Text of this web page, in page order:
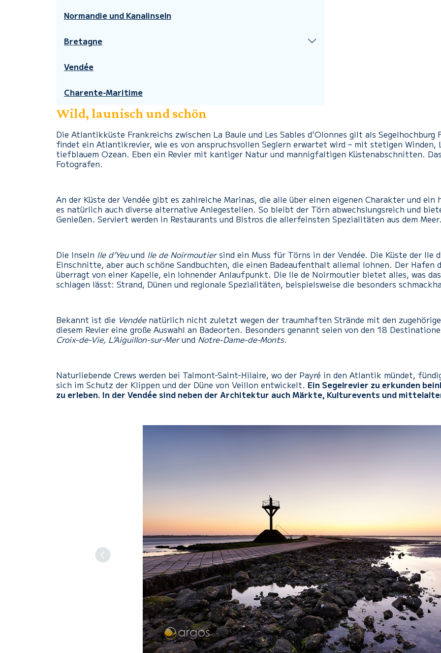
Normandie und Kanalinseln
Bretagne
Vendée
Charente-Maritime
Wild, launisch und schön
Die Atlantikküste Frankreichs zwischen La Baule und Les Sables d'Olonnes gilt als
findet ein Atlantikrevier, wie es von anspruchsvollen Seglern erwartet wird – mit stetigen
tiefblauem Ozean. Eben ein Revier mit kantiger Natur und mannigfaltigen Küstenabschnitten.
Fotografen.
An der Küste der Vendée gibt es zahlreiche Marinas, die alle über einen eigenen Charakter und
es natürlich auch diverse alternative Anlegestellen. So bleibt der Törn abwechslungsreich und
Genießen. Serviert werden in Restaurants und Bistros die allerfeinsten Spezialitäten aus dem
Die Inseln Ile d’Yeuund Ile de Noirmoutiersind ein Muss für Törns in der Vendée. Die Küste der Ile
Einschnitte, aber auch schöne Sandbuchten, die einen Badeaufenthalt allemal lohnen. Der Hafen
überragt von einer Kapelle, ein lohnender Anlaufpunkt. Die Ile de Noirmoutier bietet alles, was
schlagen lässt: Strand, Dünen und regionale Spezialitäten, beispielsweise die besonders
Bekannt ist die Vendéenatürlich nicht zuletzt wegen der traumhaften Strände mit den
diesem Revier eine große Auswahl an Badeorten. Besonders genannt seien von den 18
Croix-de-Vie, L'Aiguillon-sur-Merund Notre-Dame-de-Monts.
Naturliebende Crews werden bei Talmont-Saint-Hilaire, wo der Payré in den Atlantik mündet,
sich im Schutz der Klippen und der Düne von Veillon entwickelt. Ein Segelrevier zu erkunden
zu erleben. In der Vendée sind neben der Architektur auch Märkte, Kulturevents und
Previous